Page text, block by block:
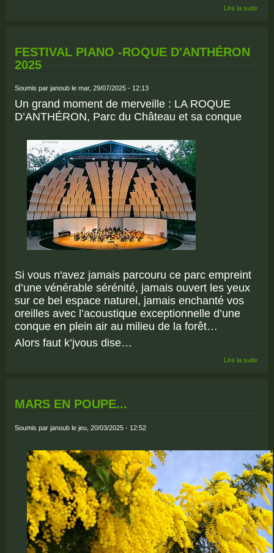
Lire la suitede
FESTIVAL PIANO -ROQUE D'ANTHÉRON
2025
Soumis par janoub le mar, 29/07/2025 - 12:13
Un grand moment de merveille : LA ROQUE
D’ANTHÉRON, Parc du Château et sa conque
Si vous n'avez jamais parcouru ce parc empreint
d’une vénérable sérénité, jamais ouvert les yeux
sur ce bel espace naturel, jamais enchanté vos
oreilles avec l’acoustique exceptionnelle d’une
conque en plein air au milieu de la forêt…
Alors faut k’jvous dise…
Lire la suitede
MARS EN POUPE...
Soumis par janoub le jeu, 20/03/2025 - 12:52